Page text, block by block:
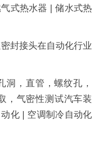
式热水器 | 储水式热
封接头在自动化行业
洞，直管，螺纹孔，
，气密性测试汽车装
化 | 空调制冷自动化